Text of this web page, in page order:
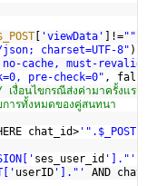
[ 'viewData' ]!=""
charset=UTF-8"
cache, must-
pre-check=0" ,
งื่อนไขกรณีส่งค่ามาครั้งแร
ารทั้งหมดของคู่สนทนา
chat_id>
ses_user_id ']."'
userID ']."'
AND